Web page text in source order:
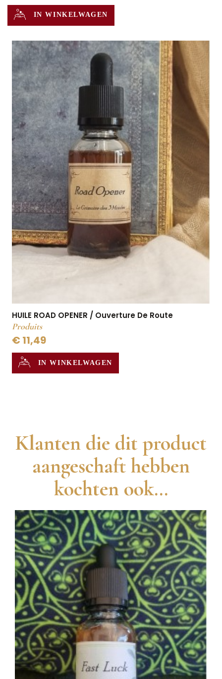
IN WINKELWAGEN
HUILE ROAD OPENER / Ouverture De Route
Produits
€ 11,49
IN WINKELWAGEN
Klanten die dit product
aangeschaft hebben
kochten ook...